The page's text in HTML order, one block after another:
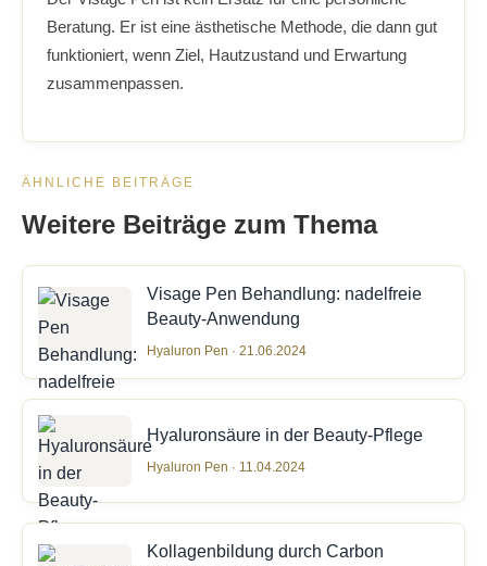
Beratung. Er ist eine ästhetische Methode, die dann gut
funktioniert, wenn Ziel, Hautzustand und Erwartung
zusammenpassen.
ÄHNLICHE BEITRÄGE
Weitere Beiträge zum Thema
Visage Pen Behandlung: nadelfreie
Beauty-Anwendung
Hyaluron Pen · 21.06.2024
Hyaluronsäure in der Beauty-Pflege
Hyaluron Pen · 11.04.2024
Kollagenbildung durch Carbon